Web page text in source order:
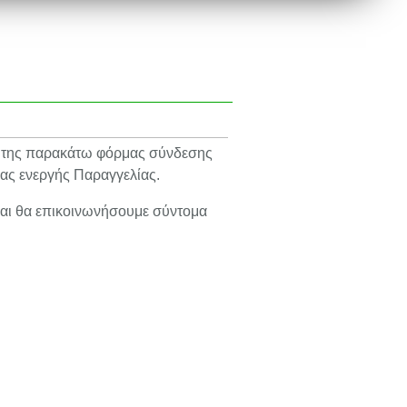
της παρακάτω φόρμας σύνδεσης
ενεργής Παραγγελίας.
θα επικοινωνήσουμε σύντομα